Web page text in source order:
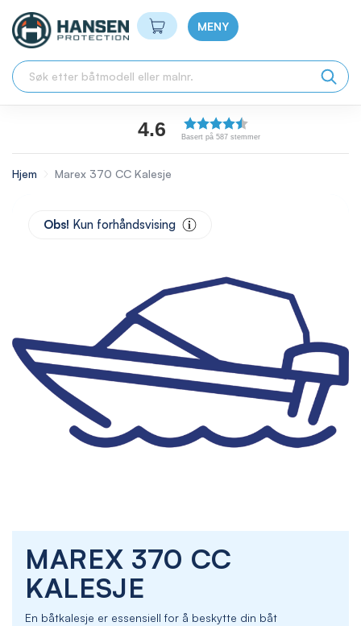
Min handlekurv
MENY
4.6 Basert på 587 stemmer
Hjem Marex 370 CC Kalesje
MAREX 370 CC
KALESJE
En båtkalesje er essensiell for å beskytte din båt
Obs! Kun forhåndsvising
the
beginning
the